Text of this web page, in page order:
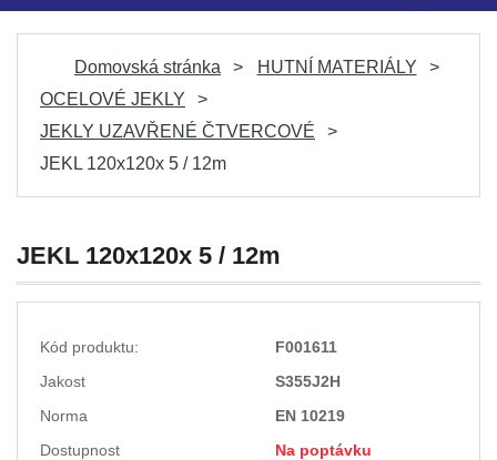
Domovská stránka
HUTNÍ MATERIÁLY
OCELOVÉ JEKLY
JEKLY UZAVŘENÉ ČTVERCOVÉ
JEKL 120x120x 5 / 12m
JEKL 120x120x 5 / 12m
Kód produktu:
F001611
Jakost
S355J2H
Norma
EN 10219
Dostupnost
Na poptávku